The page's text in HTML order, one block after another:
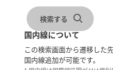
検索する
国内線について
この検索画面から遷移した
国内線追加が可能です。